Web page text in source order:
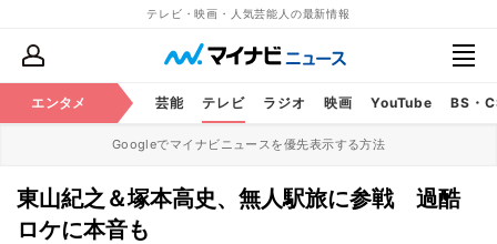
テレビ・映画・人気芸能人の最新情報
エンタメ 芸能 テレビ ラジオ 映画 YouTube BS・
Googleでマイナビニュースを優先表示する方法
東山紀之＆塚本高史、無人駅旅に参戦 過酷
ロケに本音も